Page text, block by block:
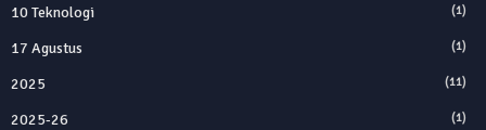
10 Teknologi (1)
17 Agustus (1)
2025 (11)
2025‑26 (1)